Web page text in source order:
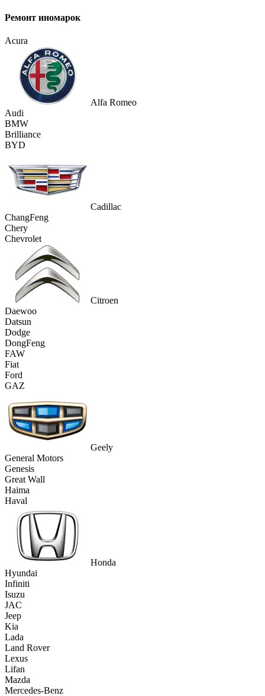
Ремонт иномарок
Acura
Alfa Romeo
Audi
BMW
Brilliance
BYD
Cadillac
ChangFeng
Chery
Chevrolet
Citroen
Daewoo
Datsun
Dodge
DongFeng
FAW
Fiat
Ford
GAZ
Geely
General Motors
Genesis
Great Wall
Haima
Haval
Honda
Hyundai
Infiniti
Isuzu
JAC
Jeep
Kia
Lada
Land Rover
Lexus
Lifan
Mazda
Mercedes-Benz